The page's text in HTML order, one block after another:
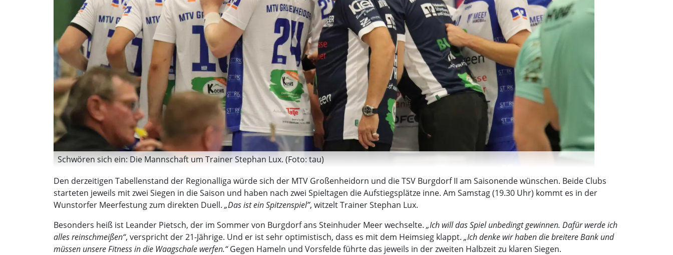
Schwören sich ein: Die Mannschaft um Trainer Stephan Lux. (Foto: tau)
Den derzeitigen Tabellenstand der Regionalliga würde sich der MTV Großenheidorn und die TSV Burgdorf II am Saisonende wünschen. Beide Clubs
starteten jeweils mit zwei Siegen in die Saison und haben nach zwei Spieltagen die Aufstiegsplätze inne. Am Samstag (19.30 Uhr) kommt es in der
Wunstorfer Meerfestung zum direkten Duell. „Das ist ein Spitzenspiel”, witzelt Trainer Stephan Lux.
Besonders heiß ist Leander Pietsch, der im Sommer von Burgdorf ans Steinhuder Meer wechselte. „Ich will das Spiel unbedingt gewinnen. Dafür werde ich
alles reinschmeißen“, verspricht der 21-Jährige. Und er ist sehr optimistisch, dass es mit dem Heimsieg klappt. „Ich denke wir haben die breitere Bank und
müssen unsere Fitness in die Waagschale werfen.“Gegen Hameln und Vorsfelde führte das jeweils in der zweiten Halbzeit zu klaren Siegen.